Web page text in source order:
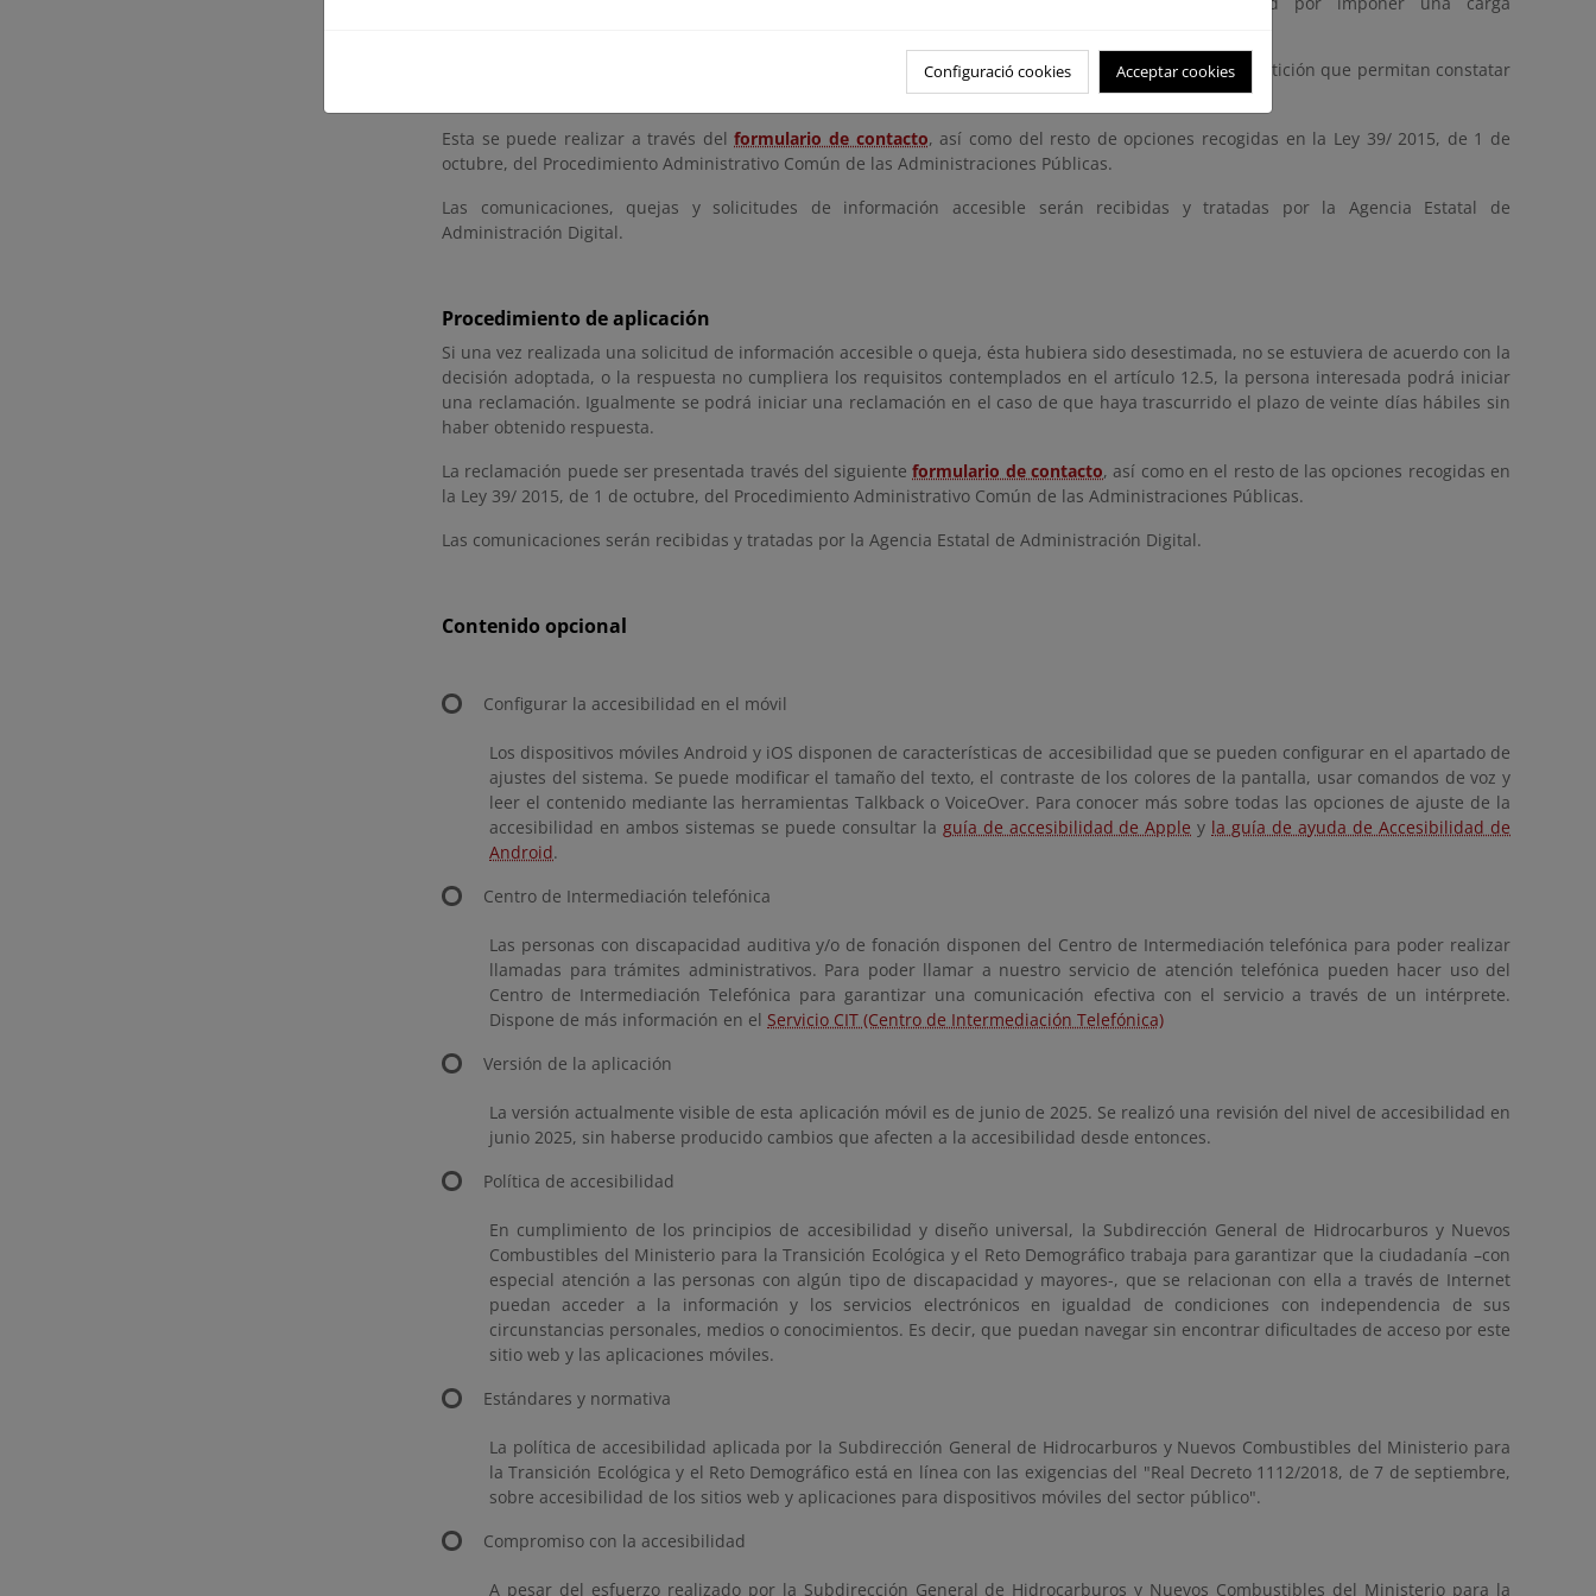
En la Solicitud de información accesible, se debe concretar, con toda claridad, los hechos, razones y petición que permitan constatar
Esta se puede realizar a través delformulario de contacto, así como del resto de opciones recogidas en la Ley 39/ 2015, de 1 de
octubre, del Procedimiento Administrativo Común de las Administraciones Públicas.
Las comunicaciones, quejas y solicitudes de información accesible serán recibidas y tratadas por la Agencia Estatal de
Administración Digital.
Procedimiento de aplicación
Si una vez realizada una solicitud de información accesible o queja, ésta hubiera sido desestimada, no se estuviera de acuerdo con la
decisión adoptada, o la respuesta no cumpliera los requisitos contemplados en el artículo 12.5, la persona interesada podrá iniciar
una reclamación. Igualmente se podrá iniciar una reclamación en el caso de que haya trascurrido el plazo de veinte días hábiles sin
haber obtenido respuesta.
La reclamación puede ser presentada través del siguienteformulario de contacto, así como en el resto de las opciones recogidas en
la Ley 39/ 2015, de 1 de octubre, del Procedimiento Administrativo Común de las Administraciones Públicas.
Las comunicaciones serán recibidas y tratadas por la Agencia Estatal de Administración Digital.
Contenido opcional
Configurar la accesibilidad en el móvil
Los dispositivos móviles Android y iOS disponen de características de accesibilidad que se pueden configurar en el apartado de
ajustes del sistema. Se puede modificar el tamaño del texto, el contraste de los colores de la pantalla, usar comandos de voz y
leer el contenido mediante las herramientas Talkback o VoiceOver. Para conocer más sobre todas las opciones de ajuste de la
accesibilidad en ambos sistemas se puede consultar la guía de accesibilidad de Apple y la guía de ayuda de Accesibilidad de
Android.
Centro de Intermediación telefónica
Las personas con discapacidad auditiva y/o de fonación disponen del Centro de Intermediación telefónica para poder realizar
llamadas para trámites administrativos. Para poder llamar a nuestro servicio de atención telefónica pueden hacer uso del
Centro de Intermediación Telefónica para garantizar una comunicación efectiva con el servicio a través de un intérprete.
Dispone de más información en el Servicio CIT (Centro de Intermediación Telefónica)
Versión de la aplicación
La versión actualmente visible de esta aplicación móvil es de junio de 2025. Se realizó una revisión del nivel de accesibilidad en
junio 2025, sin haberse producido cambios que afecten a la accesibilidad desde entonces.
Política de accesibilidad
En cumplimiento de los principios de accesibilidad y diseño universal, la Subdirección General de Hidrocarburos y Nuevos
Combustibles del Ministerio para la Transición Ecológica y el Reto Demográfico trabaja para garantizar que la ciudadanía –con
especial atención a las personas con algún tipo de discapacidad y mayores-, que se relacionan con ella a través de Internet
puedan acceder a la información y los servicios electrónicos en igualdad de condiciones con independencia de sus
circunstancias personales, medios o conocimientos. Es decir, que puedan navegar sin encontrar dificultades de acceso por este
sitio web y las aplicaciones móviles.
Estándares y normativa
La política de accesibilidad aplicada por la Subdirección General de Hidrocarburos y Nuevos Combustibles del Ministerio para
la Transición Ecológica y el Reto Demográfico está en línea con las exigencias del "Real Decreto 1112/2018, de 7 de septiembre,
sobre accesibilidad de los sitios web y aplicaciones para dispositivos móviles del sector público".
Compromiso con la accesibilidad
A pesar del esfuerzo realizado por la Subdirección General de Hidrocarburos y Nuevos Combustibles del Ministerio para la
Configuració cookies Acceptar cookies